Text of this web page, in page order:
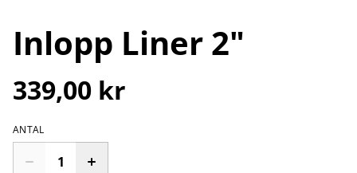
Inlopp Liner 2"
339,00 kr
ANTAL